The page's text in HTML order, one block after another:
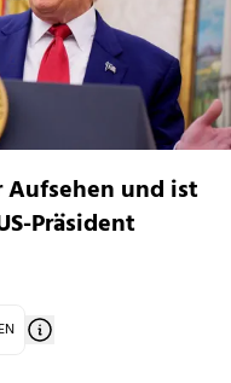
und ist
Präsident